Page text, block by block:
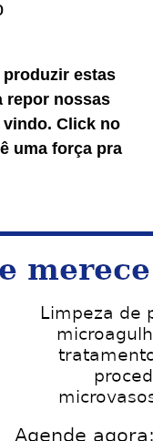
estas
repor nossas
vindo. Click no
uma força pra